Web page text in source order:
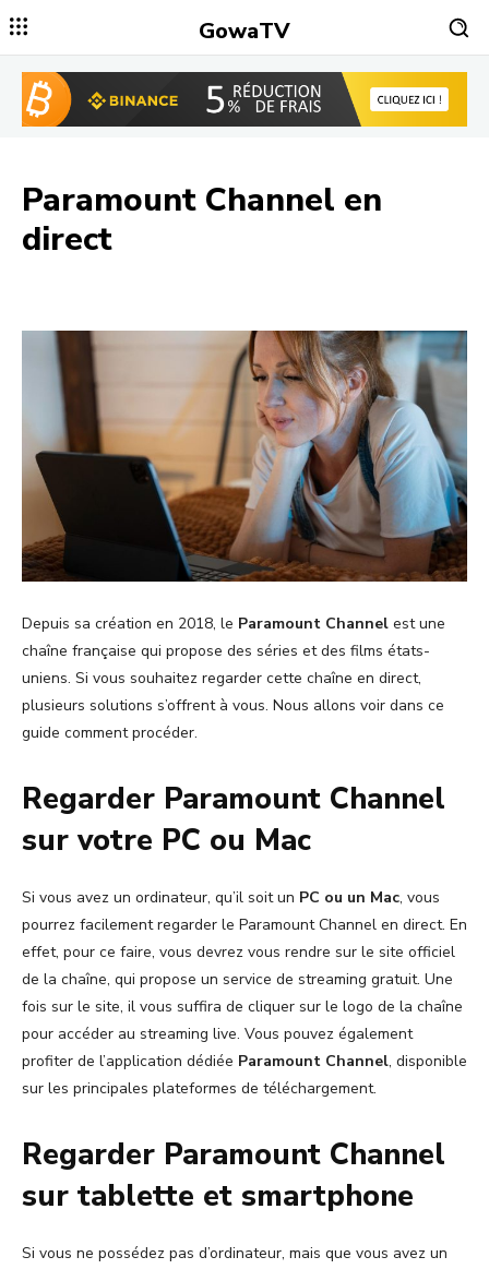
GowaTV
Paramount Channel en
direct
Depuis sa création en 2018, le Paramount Channel est une
chaîne française qui propose des séries et des films états-
uniens. Si vous souhaitez regarder cette chaîne en direct,
plusieurs solutions s’offrent à vous. Nous allons voir dans ce
guide comment procéder.
Regarder Paramount Channel
sur votre PC ou Mac
Si vous avez un ordinateur, qu’il soit un PC ou un Mac, vous
pourrez facilement regarder le Paramount Channel en direct. En
effet, pour ce faire, vous devrez vous rendre sur le site officiel
de la chaîne, qui propose un service de streaming gratuit. Une
fois sur le site, il vous suffira de cliquer sur le logo de la chaîne
pour accéder au streaming live. Vous pouvez également
profiter de l’application dédiée Paramount Channel, disponible
sur les principales plateformes de téléchargement.
Regarder Paramount Channel
sur tablette et smartphone
Si vous ne possédez pas d’ordinateur, mais que vous avez un